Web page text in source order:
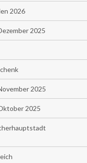
2026
2025
2025
2025